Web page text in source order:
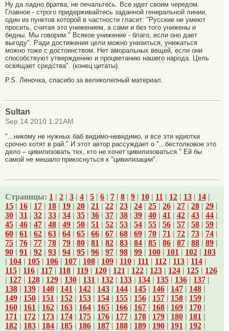
Ну да ладно братва, не печальтесь. Все идет своим чередом.
Главное - строго придерживайтесь заданной генеральной линии,
один из пунктов которой в частности гласит: "Русские не умеют
просить, считая это унижением, а сами и без того унижены и
бедны. Мы говорим:" Всякое унижение - благо, если оно дает
выгоду". Ради достижения цели можно унизиться, унижаться
можно тоже с достоинством. Нет аморальных вещей, если они
способствуют утверждению и процветанию нашего народа. Цель
освящает средства". (конец цитаты).
P.S. Леночка, спасибо за великолепный материал.
Sultan
Sep 14 2010 1:21AM
"...никому не нужных баб видимо-невидимо, и все эти идиотки
срочно хотят в рай." И этот автор рассуждает о "...бестолковое это
дело – цивилизовать тех, кто не хочет цивилизоваться." Ей бы
самой не мешало прикоснуться к "цивилизации".
Страницы: 1 | 2 | 3 | 4 | 5 | 6 | 7 | 8 | 9 | 10 | 11 | 12 | 13 | 14 |
15 | 16 | 17 | 18 | 19 | 20 | 21 | 22 | 23 | 24 | 25 | 26 | 27 | 28 | 29 |
30 | 31 | 32 | 33 | 34 | 35 | 36 | 37 | 38 | 39 | 40 | 41 | 42 | 43 | 44 |
45 | 46 | 47 | 48 | 49 | 50 | 51 | 52 | 53 | 54 | 55 | 56 | 57 | 58 | 59 |
60 | 61 | 62 | 63 | 64 | 65 | 66 | 67 | 68 | 69 | 70 | 71 | 72 | 73 | 74 |
75 | 76 | 77 | 78 | 79 | 80 | 81 | 82 | 83 | 84 | 85 | 86 | 87 | 88 | 89 |
90 | 91 | 92 | 93 | 94 | 95 | 96 | 97 | 98 | 99 | 100 | 101 | 102 | 103
| 104 | 105 | 106 | 107 | 108 | 109 | 110 | 111 | 112 | 113 | 114 |
115 | 116 | 117 | 118 | 119 | 120 | 121 | 122 | 123 | 124 | 125 | 126
| 127 | 128 | 129 | 130 | 131 | 132 | 133 | 134 | 135 | 136 | 137 |
138 | 139 | 140 | 141 | 142 | 143 | 144 | 145 | 146 | 147 | 148 |
149 | 150 | 151 | 152 | 153 | 154 | 155 | 156 | 157 | 158 | 159 |
160 | 161 | 162 | 163 | 164 | 165 | 166 | 167 | 168 | 169 | 170 |
171 | 172 | 173 | 174 | 175 | 176 | 177 | 178 | 179 | 180 | 181 |
182 | 183 | 184 | 185 | 186 | 187 | 188 | 189 | 190 | 191 | 192 |